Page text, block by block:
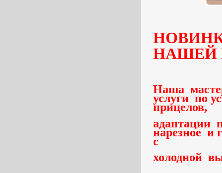
НАШЕЙ
Наша
услуги по
прицелов,
адаптации
нарезное и
с
холодной